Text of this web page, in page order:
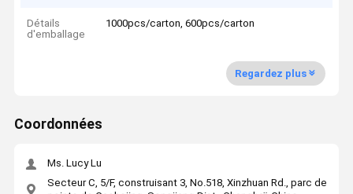
Détails
d'emballage
1000pcs/carton, 600pcs/carton
Regardez plus
Coordonnées
Ms. Lucy Lu
Secteur C, 5/F, construisant 3, No.518, Xinzhuan Rd., parc de